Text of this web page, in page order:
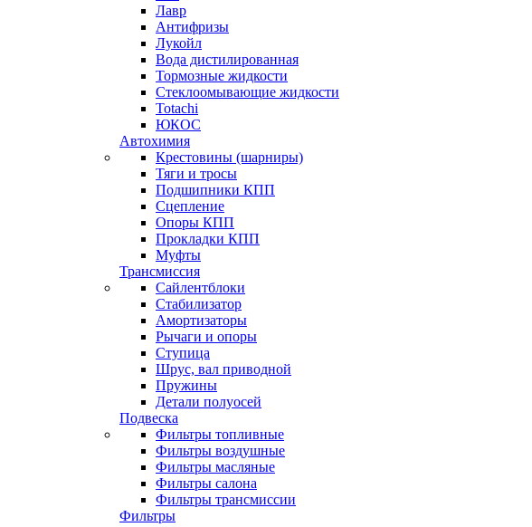
Лавр
Антифризы
Лукойл
Вода дистилированная
Тормозные жидкости
Стеклоомывающие жидкости
Totachi
ЮКОС
Автохимия
Крестовины (шарниры)
Тяги и тросы
Подшипники КПП
Сцепление
Опоры КПП
Прокладки КПП
Муфты
Трансмиссия
Сайлентблоки
Стабилизатор
Амортизаторы
Рычаги и опоры
Ступица
Шрус, вал приводной
Пружины
Детали полуосей
Подвеска
Фильтры топливные
Фильтры воздушные
Фильтры масляные
Фильтры салона
Фильтры трансмиссии
Фильтры